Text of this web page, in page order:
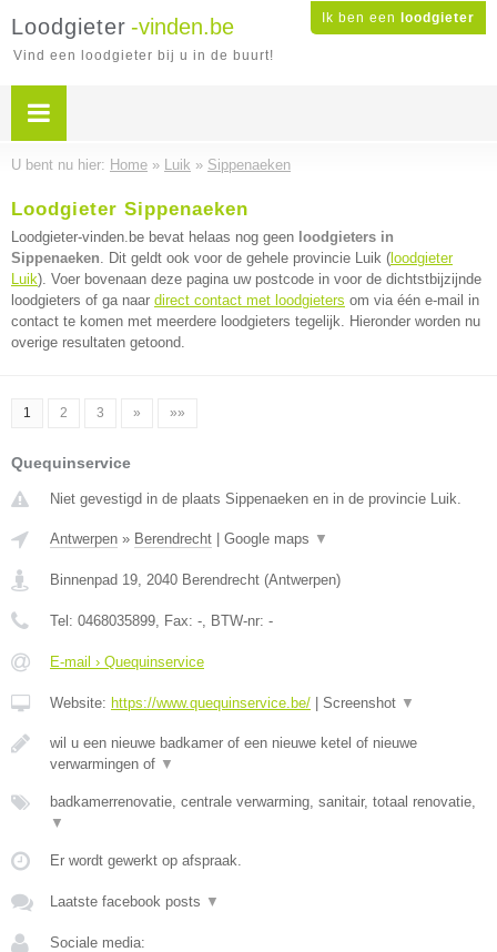
Ik ben een loodgieter
Loodgieter -vinden.be
Vind een loodgieter bij u in de buurt!
U bent nu hier: Home » Luik » Sippenaeken
Loodgieter Sippenaeken
Loodgieter-vinden.be bevat helaas nog geen loodgieters in
Sippenaeken. Dit geldt ook voor de gehele provincie Luik ( loodgieter
Luik). Voer bovenaan deze pagina uw postcode in voor de dichtstbijzijnde
loodgieters of ga naar direct contact met loodgieters om via één e-mail in
contact te komen met meerdere loodgieters tegelijk. Hieronder worden nu
overige resultaten getoond.
1 2 3 » »»
Quequinservice
Niet gevestigd in de plaats Sippenaeken en in de provincie Luik.
Antwerpen » Berendrecht Google maps ▼
Binnenpad 19, 2040 Berendrecht (Antwerpen)
Tel: 0468035899, Fax: -, BTW-nr: -
E-mail › Quequinservice
Website: https://www.quequinservice.be/ Screenshot ▼
wil u een nieuwe badkamer of een nieuwe ketel of nieuwe
verwarmingen of ▼
badkamerrenovatie, centrale verwarming, sanitair, totaal renovatie,
▼
Er wordt gewerkt op afspraak.
Laatste facebook posts ▼
Sociale media: